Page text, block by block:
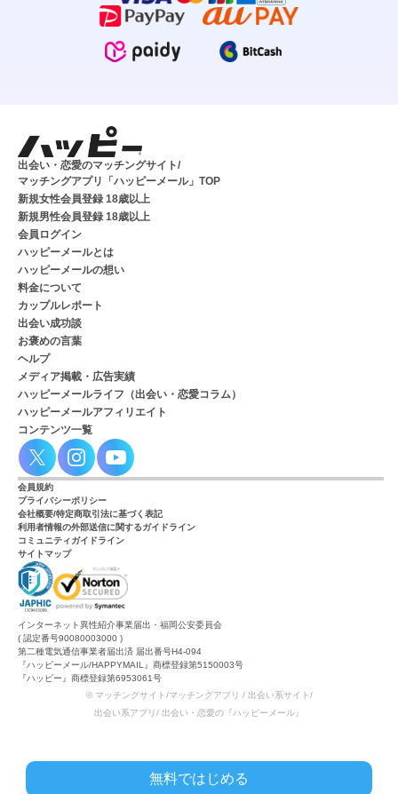
出会い・恋愛のマッチングサイト/
マッチングアプリ「ハッピーメール」TOP
新規女性会員登録 18歳以上
新規男性会員登録 18歳以上
会員ログイン
ハッピーメールとは
ハッピーメールの想い
料金について
カップルレポート
出会い成功談
お褒めの言葉
ヘルプ
メディア掲載・広告実績
ハッピーメールライフ（出会い・恋愛コラム）
ハッピーメールアフィリエイト
コンテンツ一覧
会員規約
プライバシーポリシー
会社概要/特定商取引法に基づく表記
利用者情報の外部送信に関するガイドライン
コミュニティガイドライン
サイトマップ
インターネット異性紹介事業届出・福岡公安委員会
( 認定番号90080003000 )
第二種電気通信事業者届出済 届出番号H4-094
『ハッピーメール/HAPPYMAIL』商標登録第5150003号
『ハッピー』商標登録第6953061号
© マッチングサイト/マッチングアプリ / 出会い系サイト/
出会い系アプリ/ 出会い・恋愛の『ハッピーメール』
無料ではじめる